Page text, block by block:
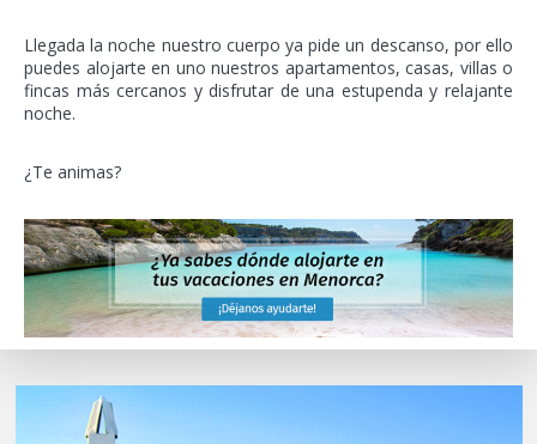
Llegada la noche nuestro cuerpo ya pide un descanso, por ello
puedes alojarte en uno nuestros apartamentos, casas, villas o
fincas más cercanos y disfrutar de una estupenda y relajante
noche.
¿Te animas?